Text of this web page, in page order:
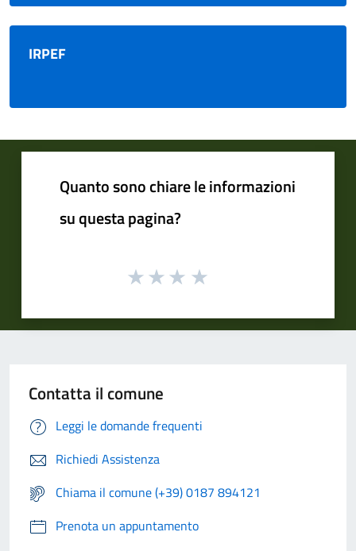
IRPEF
Quanto sono chiare le informazioni
su questa pagina?
Contatta il comune
Leggi le domande frequenti
Richiedi Assistenza
Chiama il comune (+39) 0187 894121
Prenota un appuntamento